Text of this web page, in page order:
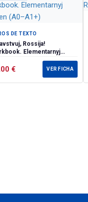
DE TEXTO
Rossija!
Elementarnyj
€ VER FICHA